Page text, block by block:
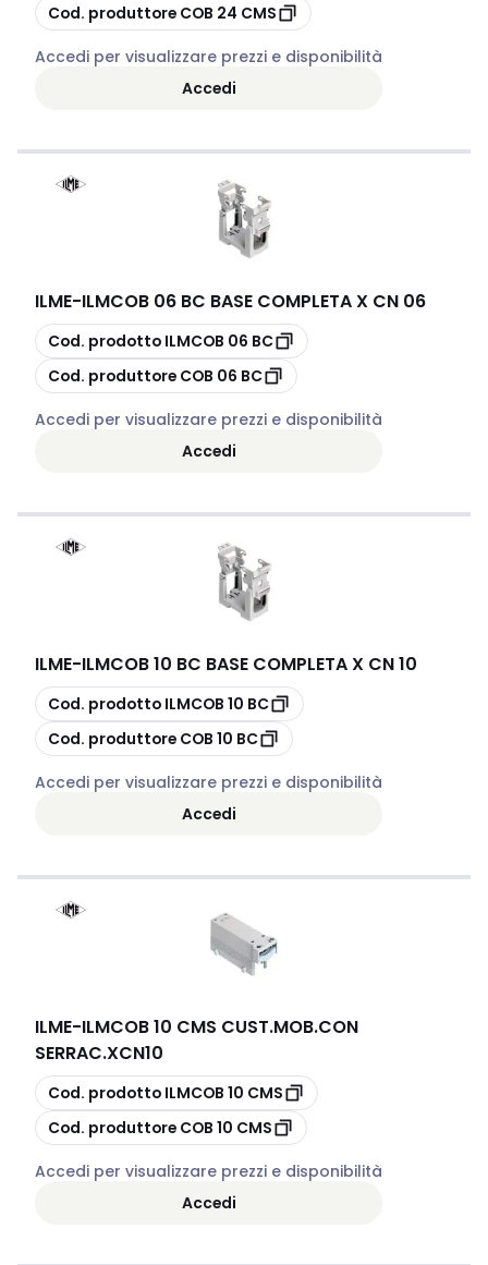
copia
Cod. produttore COB 24 CMS
Accedi per visualizzare prezzi e disponibilità
Accedi
ILME-ILMCOB 06 BC BASE COMPLETA X CN 06
copia
Cod. prodotto ILMCOB 06 BC
copia
Cod. produttore COB 06 BC
Accedi per visualizzare prezzi e disponibilità
Accedi
ILME-ILMCOB 10 BC BASE COMPLETA X CN 10
copia
Cod. prodotto ILMCOB 10 BC
copia
Cod. produttore COB 10 BC
Accedi per visualizzare prezzi e disponibilità
Accedi
ILME-ILMCOB 10 CMS CUST.MOB.CON
SERRAC.XCN10
copia
Cod. prodotto ILMCOB 10 CMS
copia
Cod. produttore COB 10 CMS
Accedi per visualizzare prezzi e disponibilità
Accedi